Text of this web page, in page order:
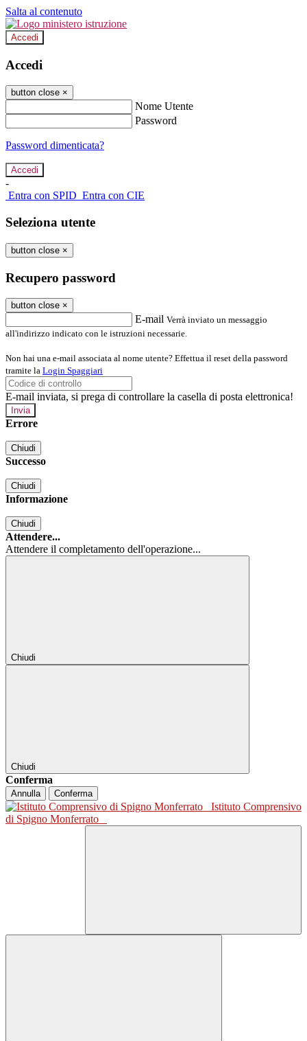
Salta al contenuto
Accedi
Accedi
button close ×
Nome Utente
Password
Password dimenticata?
-
Entra con SPID Entra con CIE
Seleziona utente
button close ×
Recupero password
button close ×
E-mail Verrà inviato un messaggio
all'indirizzo indicato con le istruzioni necessarie.
Non hai una e-mail associata al nome utente? Effettua il reset della password
tramite la Login Spaggiari
E-mail inviata, si prega di controllare la casella di posta elettronica!
Errore
Chiudi
Successo
Chiudi
Informazione
Chiudi
Attendere...
Attendere il completamento dell'operazione...
Chiudi
Chiudi
Conferma
Annulla Conferma
Istituto Comprensivo
di Spigno Monferrato